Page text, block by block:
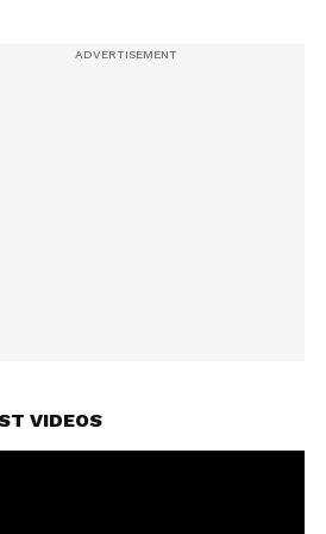
VIDEOS